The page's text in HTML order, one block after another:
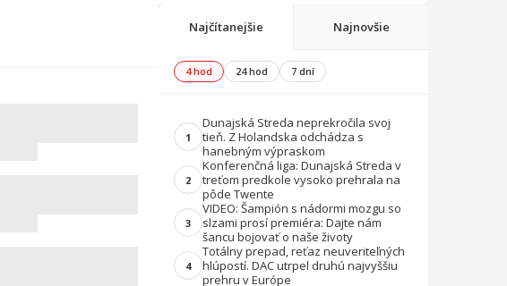
Najčítanejšie Najnovšie
4 hod 24 hod 7 dní
1
Dunajská Streda neprekročila svoj
tieň. Z Holandska odchádza s
hanebným výpraskom
2
Konferenčná liga: Dunajská Streda v
treťom predkole vysoko prehrala na
pôde Twente
3
VIDEO: Šampión s nádormi mozgu so
slzami prosí premiéra: Dajte nám
šancu bojovať o naše životy
4
Totálny prepad, reťaz neuveriteľných
hlúpostí. DAC utrpel druhú najvyššiu
prehru v Európe